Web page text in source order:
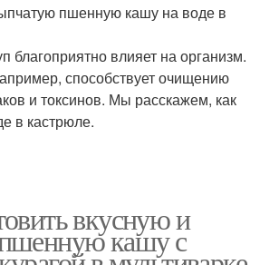
пшенную кашу на воде в
благоприятно влияет на организм.
способствует очищению
и токсинов. Мы расскажем, как
в кастрюле.
вкусную и
кашу с